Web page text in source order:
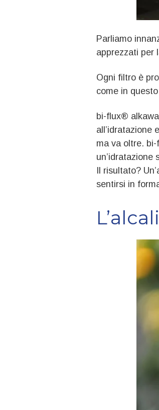
Parliamo
apprezzati per
Ogni filtro è
come in
bi‑flux®
all’idratazione
ma va oltre.
un’idratazione
Il risultato?
sentirsi in